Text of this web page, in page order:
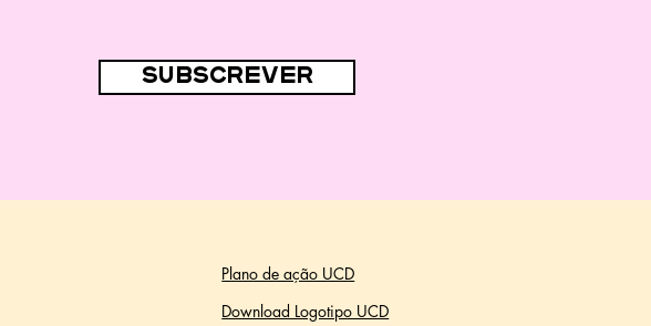
subscrever
Plano de ação UCD
Download Logotipo UCD